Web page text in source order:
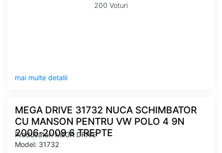
200 Voturi
mai multe detalii
MEGA DRIVE 31732 NUCA SCHIMBATOR
CU MANSON PENTRU VW POLO 4 9N
2006-2009 6 TREPTE
Producator: MEGA DRIVE
Model: 31732